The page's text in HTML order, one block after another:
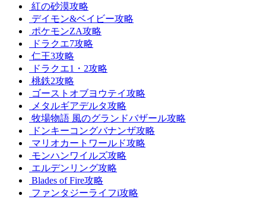
紅の砂漠攻略
デイモン&ベイビー攻略
ポケモンZA攻略
ドラクエ7攻略
仁王3攻略
ドラクエ1・2攻略
桃鉄2攻略
ゴーストオブヨウテイ攻略
メタルギアデルタ攻略
牧場物語 風のグランドバザール攻略
ドンキーコングバナンザ攻略
マリオカートワールド攻略
モンハンワイルズ攻略
エルデンリング攻略
Blades of Fire攻略
ファンタジーライフi攻略